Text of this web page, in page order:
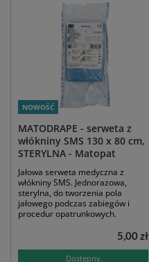
NOWOŚĆ
MATODRAPE - serweta z
włókniny SMS 130 x 80 cm,
STERYLNA - Matopat
Jałowa serweta medyczna z
włókniny SMS. Jednorazowa,
sterylna, do tworzenia pola
jałowego podczas zabiegów i
procedur opatrunkowych.
Dostępny
5,00 zł